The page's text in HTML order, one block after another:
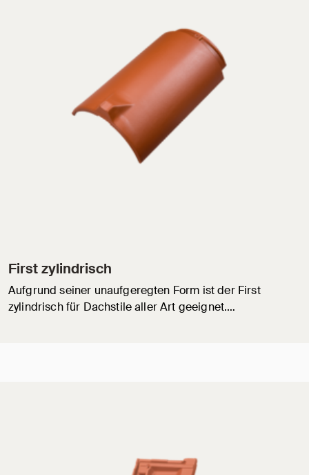
First zylindrisch
Aufgrund seiner unaufgeregten Form ist der First
zylindrisch für Dachstile aller Art geeignet.…